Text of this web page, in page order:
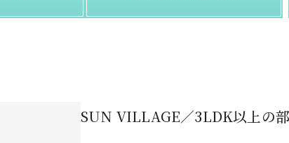
SUN VILLAGE／3LDK以上の